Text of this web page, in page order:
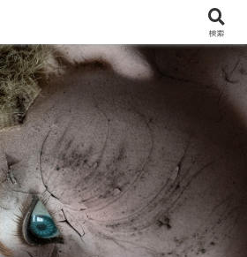
検索